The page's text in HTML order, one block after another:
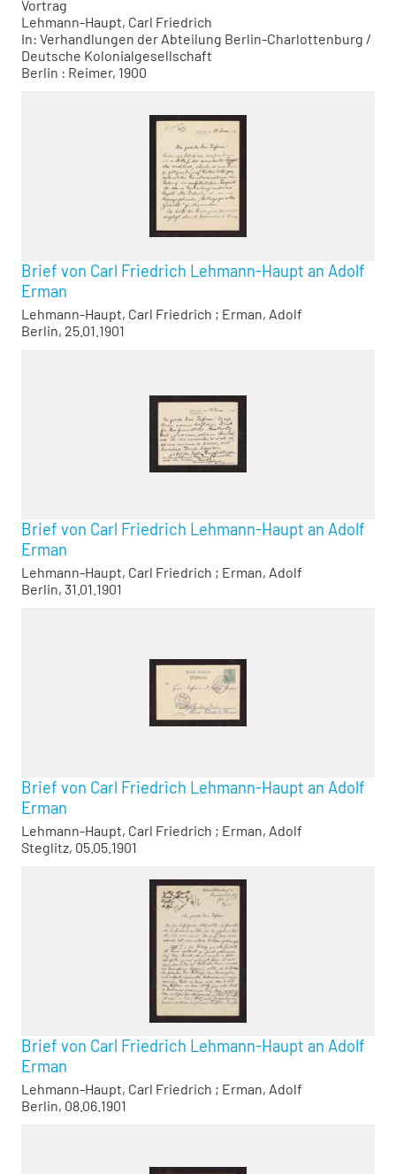
Vortrag
Lehmann-Haupt, Carl Friedrich
In: Verhandlungen der Abteilung Berlin-Charlottenburg /
Deutsche Kolonialgesellschaft
Berlin : Reimer, 1900
Brief von Carl Friedrich Lehmann-Haupt an Adolf
Erman
Lehmann-Haupt, Carl Friedrich ; Erman, Adolf
Berlin, 25.01.1901
Brief von Carl Friedrich Lehmann-Haupt an Adolf
Erman
Lehmann-Haupt, Carl Friedrich ; Erman, Adolf
Berlin, 31.01.1901
Brief von Carl Friedrich Lehmann-Haupt an Adolf
Erman
Lehmann-Haupt, Carl Friedrich ; Erman, Adolf
Steglitz, 05.05.1901
Brief von Carl Friedrich Lehmann-Haupt an Adolf
Erman
Lehmann-Haupt, Carl Friedrich ; Erman, Adolf
Berlin, 08.06.1901